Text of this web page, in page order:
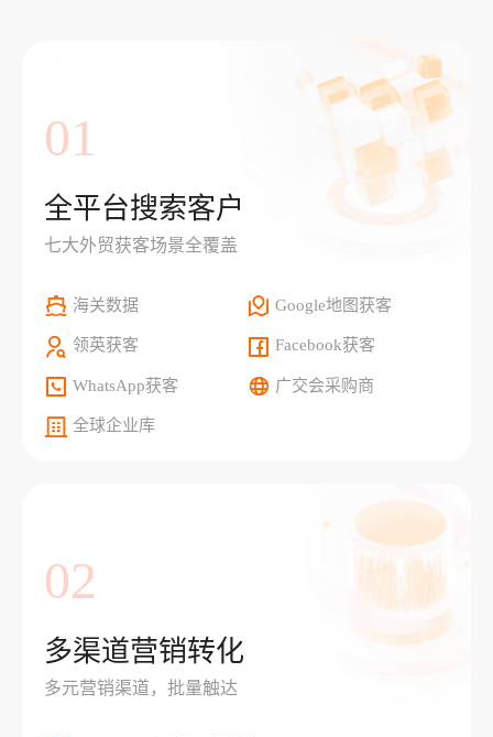
01
全平台搜索客户
七大外贸获客场景全覆盖
海关数据 Google地图获客
领英获客 Facebook获客
WhatsApp获客 广交会采购商
全球企业库
02
多渠道营销转化
多元营销渠道，批量触达